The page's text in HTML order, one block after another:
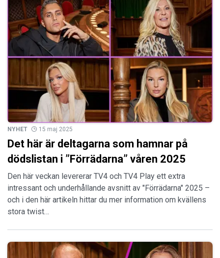
NYHET 15 maj 2025
Det här är deltagarna som hamnar på
dödslistan i ”Förrädarna” våren 2025
Den här veckan levererar TV4 och TV4 Play ett extra
intressant och underhållande avsnitt av "Förrädarna" 2025 –
och i den här artikeln hittar du mer information om kvällens
stora twist…